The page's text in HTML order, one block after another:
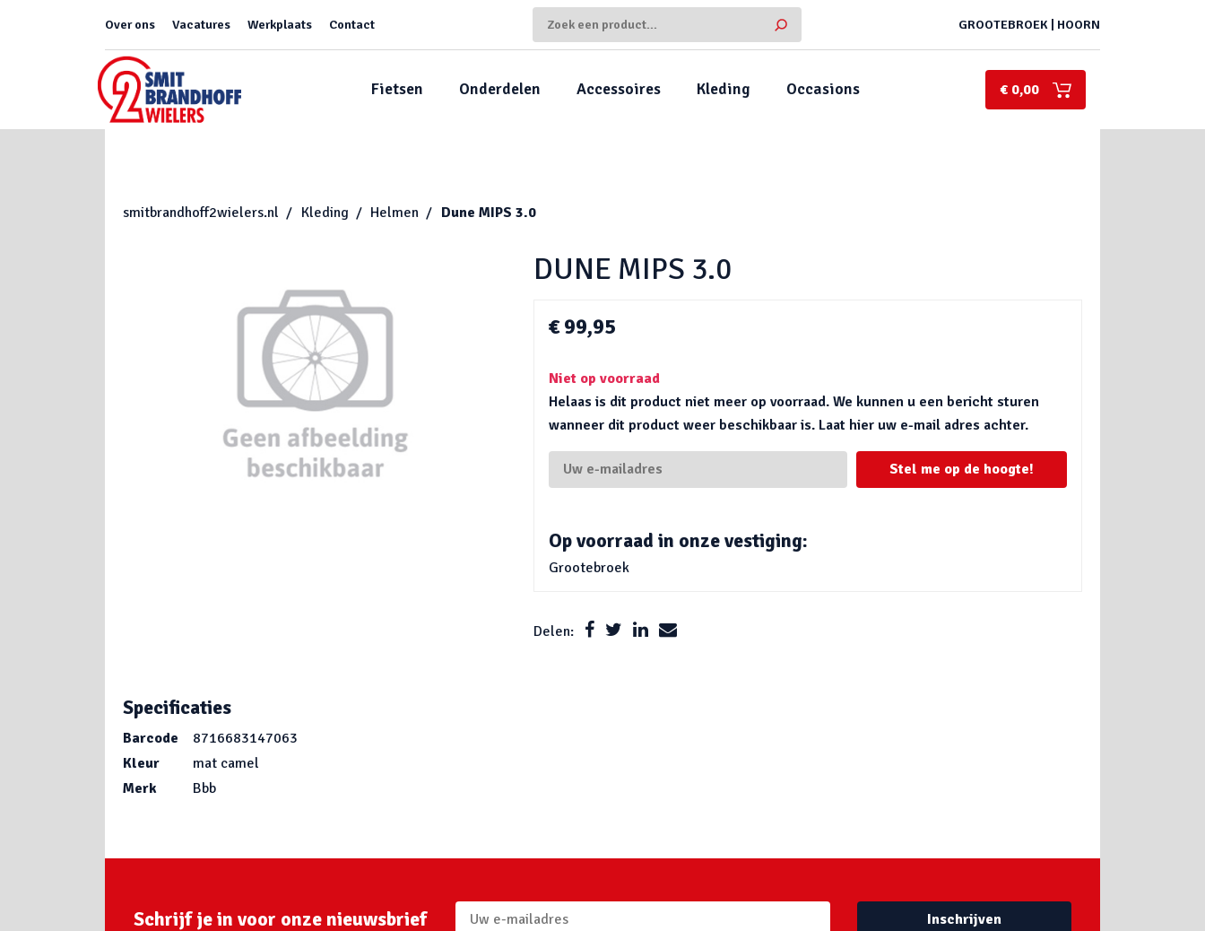
Over ons Vacatures Werkplaats Contact GROOTEBROEK | HOORN
Fietsen Onderdelen Accessoires Kleding Occasions € 0,00
smitbrandhoff2wielers.nl Kleding Helmen Dune MIPS 3.0
DUNE MIPS 3.0
€ 99,95
Niet op voorraad
Helaas is dit product niet meer op voorraad. We kunnen u een bericht sturen
wanneer dit product weer beschikbaar is. Laat hier uw e-mail adres achter.
Stel me op de hoogte!
Op voorraad in onze vestiging:
Grootebroek
Delen:
Specificaties
Barcode
8716683147063
Kleur
mat camel
Merk
Bbb
Schrijf je in voor onze nieuwsbrief Inschrijven